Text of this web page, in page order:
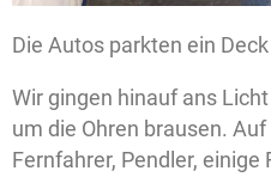
Die Autos parkten ein
Wir gingen hinauf ans
um die Ohren brausen.
Fernfahrer, Pendler, einige